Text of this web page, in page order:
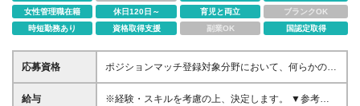
女性管理職在籍
休日120日～ 育児と両立
ブランクOK
時短勤務あり
資格取得支援 副業OK 国認定取得
応募資格
ポジションマッチ登録対象分野において、何らかの知
識・経験がある方
給与
※経験・スキルを考慮の上、決定します。 ▼参考情報